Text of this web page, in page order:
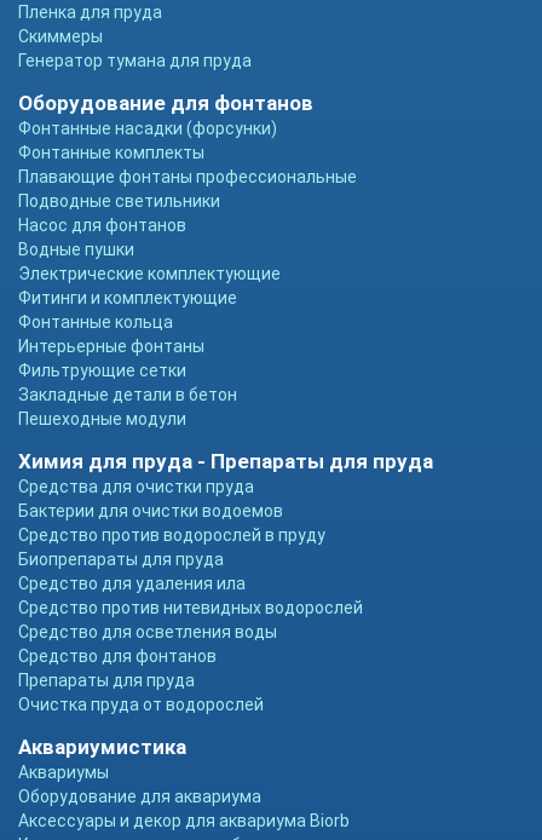
Пленка для пруда
Скиммеры
Генератор тумана для пруда
Оборудование для фонтанов
Фонтанные насадки (форсунки)
Фонтанные комплекты
Плавающие фонтаны профессиональные
Подводные светильники
Насос для фонтанов
Водные пушки
Электрические комплектующие
Фитинги и комплектующие
Фонтанные кольца
Интерьерные фонтаны
Фильтрующие сетки
Закладные детали в бетон
Пешеходные модули
Химия для пруда - Препараты для пруда
Средства для очистки пруда
Бактерии для очистки водоемов
Средство против водорослей в пруду
Биопрепараты для пруда
Средство для удаления ила
Средство против нитевидных водорослей
Средство для осветления воды
Средство для фонтанов
Препараты для пруда
Очистка пруда от водорослей
Аквариумистика
Аквариумы
Оборудование для аквариума
Аксессуары и декор для аквариума Biorb